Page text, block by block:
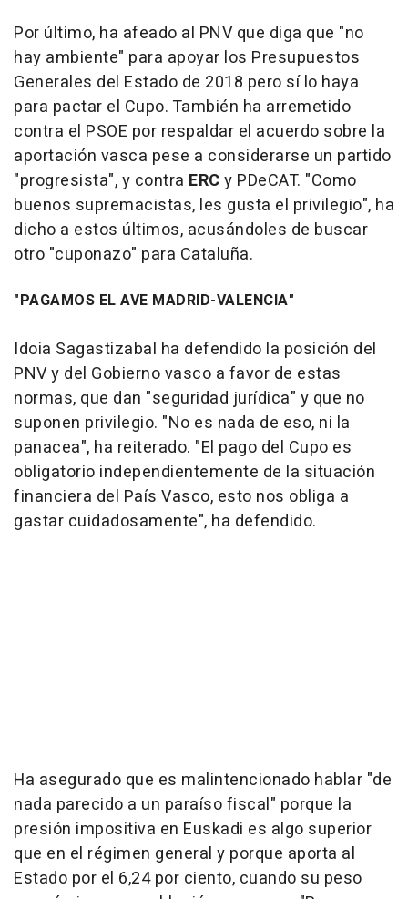
Por último, ha afeado al PNV que diga que "no
hay ambiente" para apoyar los Presupuestos
Generales del Estado de 2018 pero sí lo haya
para pactar el Cupo. También ha arremetido
contra el PSOE por respaldar el acuerdo sobre la
aportación vasca pese a considerarse un partido
"progresista", y contra ERCy PDeCAT. "Como
buenos supremacistas, les gusta el privilegio", ha
dicho a estos últimos, acusándoles de buscar
otro "cuponazo" para Cataluña.
"PAGAMOS EL AVE MADRID-VALENCIA"
Idoia Sagastizabal ha defendido la posición del
PNV y del Gobierno vasco a favor de estas
normas, que dan "seguridad jurídica" y que no
suponen privilegio. "No es nada de eso, ni la
panacea", ha reiterado. "El pago del Cupo es
obligatorio independientemente de la situación
financiera del País Vasco, esto nos obliga a
gastar cuidadosamente", ha defendido.
Ha asegurado que es malintencionado hablar "de
nada parecido a un paraíso fiscal" porque la
presión impositiva en Euskadi es algo superior
que en el régimen general y porque aporta al
Estado por el 6,24 por ciento, cuando su peso